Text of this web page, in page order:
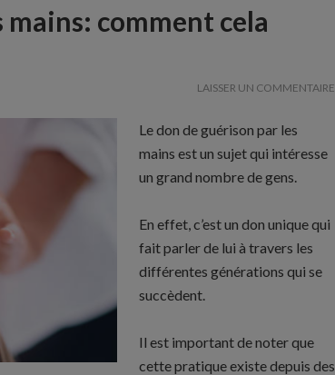
mains: comment cela
LAISSER UN COMMENTAIRE
Le don de guérison par les
mains est un sujet qui intéresse
un grand nombre de gens.
En effet, c’est un don unique qui
fait parler de lui à travers les
différentes générations qui se
succèdent.
Il est important de noter que
cette pratique existe depuis des